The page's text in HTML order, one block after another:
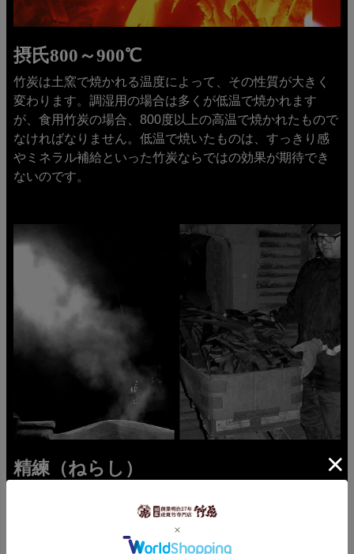
摂氏800～900℃
竹炭は土窯で焼かれる温度によって、その性質が大きく
変わります。調湿用の場合は多くが低温で焼かれます
が、食用竹炭の場合、800度以上の高温で焼かれたもので
なければなりません。低温で焼いたものは、すっきり感
やミネラル補給といった竹炭ならではの効果が期待でき
ないのです。
精練（ねらし）
精錬（ねらし）のタイミングはやはり長年のカンが頼
り。精錬はいかにガスを上手くぬいて大量の空気を窯内
に入れるかにかかっているそうです。1000℃近い温度に